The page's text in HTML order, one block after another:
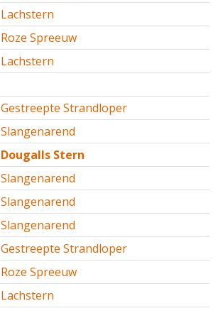
Lachstern
Roze Spreeuw
Lachstern
Gestreepte Strandloper
Slangenarend
Dougalls Stern
Slangenarend
Slangenarend
Slangenarend
Gestreepte Strandloper
Roze Spreeuw
Lachstern